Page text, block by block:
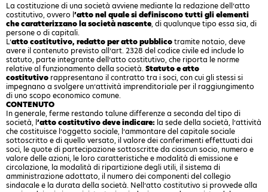
La costituzione di una società avviene mediante la redazione dell’atto
costitutivo, ovvero l’atto nel quale si definiscono tutti gli elementi
che caratterizzano la società nascente, di qualunque tipo essa sia, di
persone o di capitali.
L’atto costitutivo, redatto per atto pubblicotramite notaio, deve
avere il contenuto previsto all’art. 2328 del codice civile ed include lo
statuto, parte integrante dell’atto costitutivo, che riporta le norme
relative al funzionamento della società.Statuto e atto
costitutivo rappresentano il contratto tra i soci, con cui gli stessi si
impegnano a svolgere un’attività imprenditoriale per il raggiungimento
di uno scopo economico comune.
CONTENUTO
In generale, ferme restando talune differenze a seconda del tipo di
società, l’atto costitutivo deve indicare: la sede della società, l’attività
che costituisce l’oggetto sociale, l’ammontare del capitale sociale
sottoscritto e di quello versato, il valore dei conferimenti effettuati dai
soci, le quote di partecipazione sottoscritte da ciascun socio, numero e
valore delle azioni, le loro caratteristiche e modalità di emissione e
circolazione, la modalità di ripartizione degli utili, il sistema di
amministrazione adottato, il numero dei componenti del collegio
sindacale e la durata della società. Nell’atto costitutivo si provvede alla